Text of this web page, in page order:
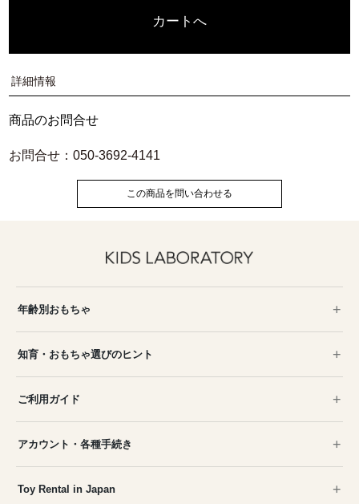
カートへ
詳細情報
商品のお問合せ
お問合せ：050-3692-4141
この商品を問い合わせる
年齢別おもちゃ
知育・おもちゃ選びのヒント
ご利用ガイド
アカウント・各種手続き
Toy Rental in Japan